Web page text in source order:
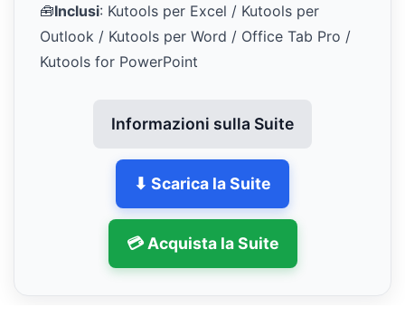
🧰Inclusi: Kutools per Excel / Kutools per
Outlook / Kutools per Word / Office Tab Pro /
Kutools for PowerPoint
Informazioni sulla Suite
⬇ Scarica la Suite
💳 Acquista la Suite